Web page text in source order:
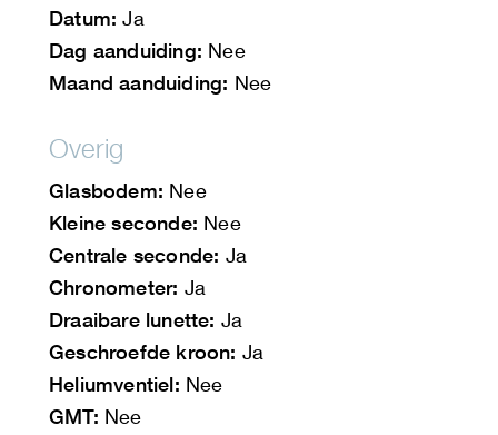
Datum: Ja
Dag aanduiding: Nee
Maand aanduiding: Nee
Overig
Glasbodem: Nee
Kleine seconde: Nee
Centrale seconde: Ja
Chronometer: Ja
Draaibare lunette: Ja
Geschroefde kroon: Ja
Heliumventiel: Nee
GMT: Nee